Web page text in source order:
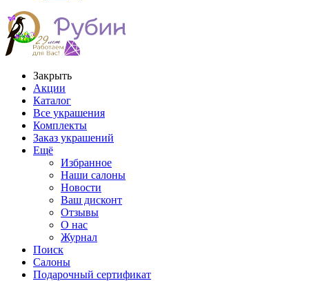
Закрыть
Акции
Каталог
Все украшения
Комплекты
Заказ украшений
Ещё
Избранное
Наши салоны
Новости
Ваш дисконт
Отзывы
О нас
Журнал
Поиск
Салоны
Подарочный сертификат